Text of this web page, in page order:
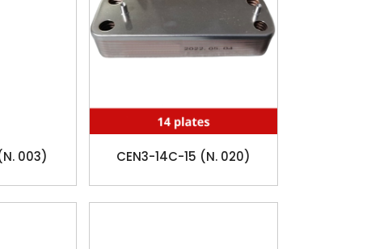
003) CEN3-14C-15 (N. 020)